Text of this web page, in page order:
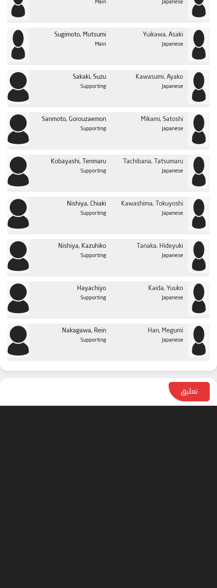
Main Japanese
Sugimoto, Mutsumi
Main
Yuikawa, Asaki
Japanese
Sakaki, Suzu
Supporting
Kawasumi, Ayako
Japanese
Sanmoto, Gorouzaemon
Supporting
Mikami, Satoshi
Japanese
Kobayashi, Tenmaru
Supporting
Tachibana, Tatsumaru
Japanese
Nishiya, Chiaki
Supporting
Kawashima, Tokuyoshi
Japanese
Nishiya, Kazuhiko
Supporting
Tanaka, Hideyuki
Japanese
Hayachiyo
Supporting
Kaida, Yuuko
Japanese
Nakagawa, Rein
Supporting
Han, Megumi
Japanese
تعليق